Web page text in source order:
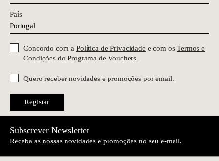
País
Concordo com a Política de Privacidade e com os Termos e
Condições do Programa de Vouchers.
Quero receber novidades e promoções por email.
Registar
Subscrever Newsletter
Receba as nossas novidades e promoções no seu e-mail.